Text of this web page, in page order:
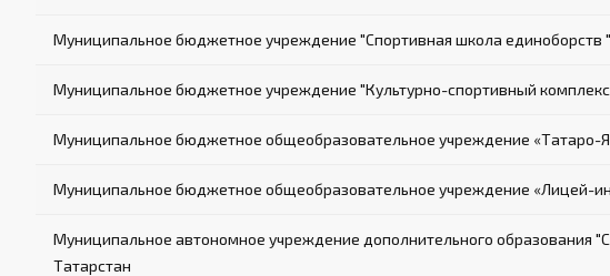
Муниципальное бюджетное учреждение "Спортивная школа единоборств
Муниципальное бюджетное учреждение "Культурно-спортивный
Муниципальное бюджетное общеобразовательное учреждение «Татаро-
Муниципальное бюджетное общеобразовательное учреждение «Лицей-
Муниципальное автономное учреждение дополнительного образования
Татарстан